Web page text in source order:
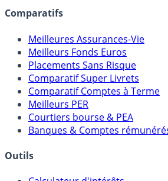
Meilleures Assurances-Vie
Meilleurs Fonds Euros
Placements Sans Risque
Comparatif Super Livrets
Comparatif Comptes à Terme
Meilleurs PER
Courtiers bourse & PEA